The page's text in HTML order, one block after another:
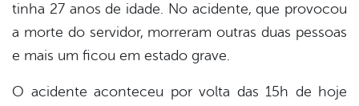
tinha 27 anos de idade. No acidente, que provocou
a morte do servidor, morreram outras duas pessoas
e mais um ficou em estado grave.
O acidente aconteceu por volta das 15h de hoje